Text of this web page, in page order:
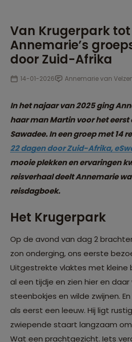
Van Krugerpark
Annemarie’s
door Zuid-Afrika
14-01-2026 Annemarie van
In het najaar van 2025 ging
haar man Martin voor het eerst
Sawadee. In een groep met 14
22 dagen door Zuid-Afrika,
mooie plekken en ervaringen
reisverhaal deelt Annemarie
reisdagboek.
Het Krugerpark
Op de avond van dag 2
zon onderging, ons eerste
Uitgestrekte vlaktes met kleine
al een tijdje en zien hier en
steenbokjes en wilde zwijnen.
als eerst een leeuw. Hij ligt
zwiepende staart langzaam
Wat een prachtgezicht. Iets